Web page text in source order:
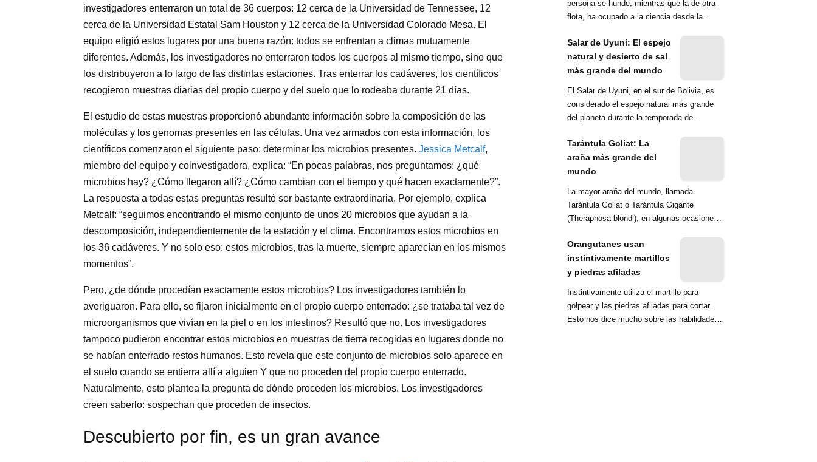
investigadores enterraron un total de 36 cuerpos: 12 cerca de la Universidad de Tennessee, 12
cerca de la Universidad Estatal Sam Houston y 12 cerca de la Universidad Colorado Mesa. El
equipo eligió estos lugares por una buena razón: todos se enfrentan a climas mutuamente
diferentes. Además, los investigadores no enterraron todos los cuerpos al mismo tiempo, sino que
los distribuyeron a lo largo de las distintas estaciones. Tras enterrar los cadáveres, los científicos
recogieron muestras diarias del propio cuerpo y del suelo que lo rodeaba durante 21 días.
El estudio de estas muestras proporcionó abundante información sobre la composición de las
moléculas y los genomas presentes en las células. Una vez armados con esta información, los
científicos comenzaron el siguiente paso: determinar los microbios presentes. Jessica Metcalf,
miembro del equipo y coinvestigadora, explica: “En pocas palabras, nos preguntamos: ¿qué
microbios hay? ¿Cómo llegaron allí? ¿Cómo cambian con el tiempo y qué hacen exactamente?”.
La respuesta a todas estas preguntas resultó ser bastante extraordinaria. Por ejemplo, explica
Metcalf: “seguimos encontrando el mismo conjunto de unos 20 microbios que ayudan a la
descomposición, independientemente de la estación y el clima. Encontramos estos microbios en
los 36 cadáveres. Y no solo eso: estos microbios, tras la muerte, siempre aparecían en los mismos
momentos”.
Pero, ¿de dónde procedían exactamente estos microbios? Los investigadores también lo
averiguaron. Para ello, se fijaron inicialmente en el propio cuerpo enterrado: ¿se trataba tal vez de
microorganismos que vivían en la piel o en los intestinos? Resultó que no. Los investigadores
tampoco pudieron encontrar estos microbios en muestras de tierra recogidas en lugares donde no
se habían enterrado restos humanos. Esto revela que este conjunto de microbios solo aparece en
el suelo cuando se entierra allí a alguien Y que no proceden del propio cuerpo enterrado.
Naturalmente, esto plantea la pregunta de dónde proceden los microbios. Los investigadores
creen saberlo: sospechan que proceden de insectos.
Descubierto por fin, es un gran avance
persona se hunde, mientras que la de otra
flota, ha ocupado a la ciencia desde la
Salar de Uyuni: El espejo
natural y desierto de sal
más grande del mundo
El Salar de Uyuni, en el sur de Bolivia, es
considerado el espejo natural más grande
del planeta durante la temporada de
Tarántula Goliat: La
araña más grande del
mundo
La mayor araña del mundo, llamada
Tarántula Goliat o Tarántula Gigante
(Theraphosa blondi), en algunas ocasiones
Orangutanes usan
instintivamente martillos
y piedras afiladas
Instintivamente utiliza el martillo para
golpear y las piedras afiladas para cortar.
Esto nos dice mucho sobre las habilidades